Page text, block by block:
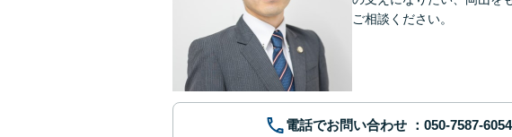
ご相談ください。
電話でお問い合わせ